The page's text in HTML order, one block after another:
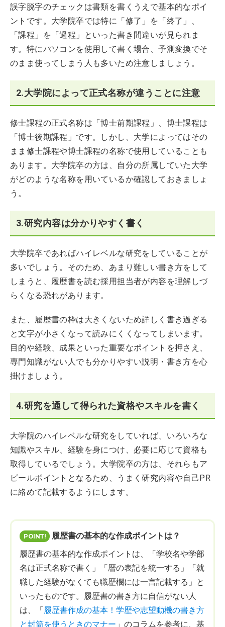
誤字脱字のチェックは書類を書くうえで基本的なポイ
ントです。大学院卒では特に「修了」を「終了」、
「課程」を「過程」といった書き間違いが見られま
す。特にパソコンを使用して書く場合、予測変換でそ
のまま使ってしまう人も多いため注意しましょう。
2.大学院によって正式名称が違うことに注意
修士課程の正式名称は「博士前期課程」、博士課程は
「博士後期課程」です。しかし、大学によってはその
まま修士課程や博士課程の名称で使用していることも
あります。大学院卒の方は、自分の所属していた大学
がどのような名称を用いているか確認しておきましょ
う。
3.研究内容は分かりやすく書く
大学院卒であればハイレベルな研究をしていることが
多いでしょう。そのため、あまり難しい書き方をして
しまうと、履歴書を読む採用担当者が内容を理解しづ
らくなる恐れがあります。
また、履歴書の枠は大きくないため詳しく書き過ぎる
と文字が小さくなって読みにくくなってしまいます。
目的や経験、成果といった重要なポイントを押さえ、
専門知識がない人でも分かりやすい説明・書き方を心
掛けましょう。
4.研究を通して得られた資格やスキルを書く
大学院のハイレベルな研究をしていれば、いろいろな
知識やスキル、経験を身につけ、必要に応じて資格も
取得しているでしょう。大学院卒の方は、それらもア
ピールポイントとなるため、うまく研究内容や自己PR
に絡めて記載するようにします。
履歴書の基本的な作成ポイントは？
履歴書の基本的な作成ポイントは、「学校名や学部
名は正式名称で書く」「暦の表記を統一する」「就
職した経験がなくても職歴欄には一言記載する」と
いったものです。履歴書の書き方に自信がない人
は、「履歴書作成の基本！学歴や志望動機の書き方
と封筒を使うときのマナー 」のコラムを参考に、基